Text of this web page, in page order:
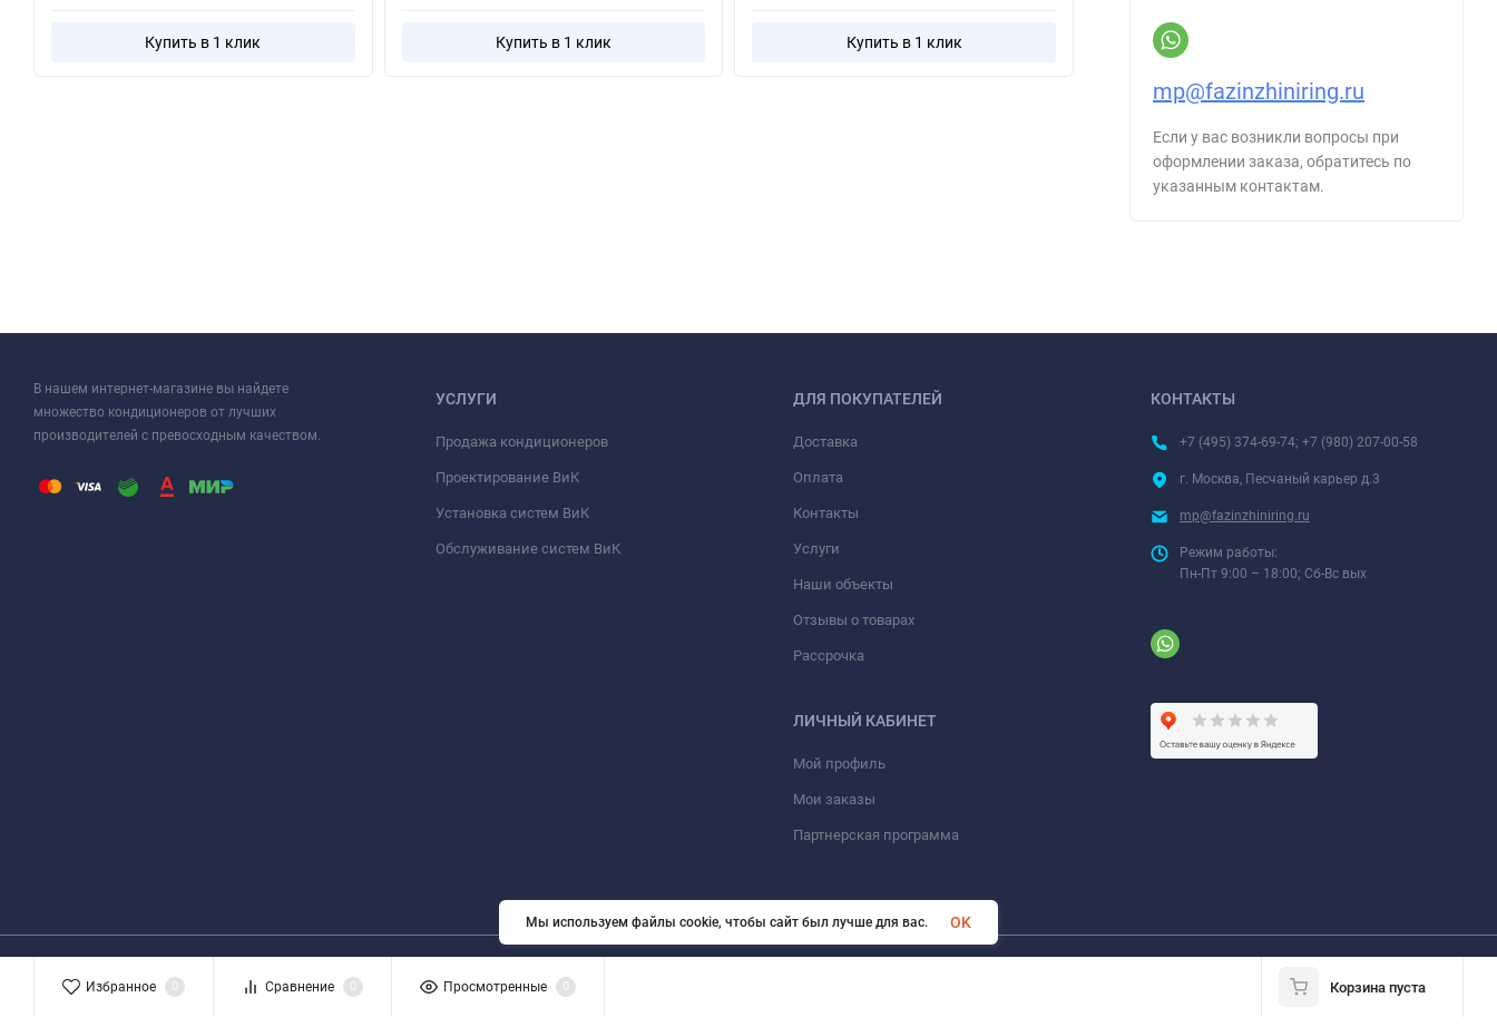
Купить в 1 клик Купить в 1 клик Купить в 1 клик
mp@fazinzhiniring.ru
Если у вас возникли вопросы при
оформлении заказа, обратитесь по
указанным контактам.
В нашем интернет-магазине вы найдете
множество кондиционеров от лучших
производителей с превосходным качеством.
УСЛУГИ
Продажа кондиционеров
Проектирование ВиК
Установка систем ВиК
Обслуживание систем ВиК
ДЛЯ ПОКУПАТЕЛЕЙ
Доставка
Оплата
Контакты
Услуги
Наши объекты
Отзывы о товарах
Рассрочка
ЛИЧНЫЙ КАБИНЕТ
Мой профиль
Мои заказы
Партнерская программа
КОНТАКТЫ
+7 (495) 374-69-74; +7 (980) 207-00-58
г. Москва, Песчаный карьер д.3
mp@fazinzhiniring.ru
Режим работы:
Пн-Пт 9:00 – 18:00; Сб-Вс вых
© 2026 ООО «ФАЗИНЖИНИРИНГ». Все права защищены
Избранное 0 Сравнение 0 Просмотренные 0 Корзина пуста
Мы используем файлы cookie, чтобы сайт был лучше для вас. OK